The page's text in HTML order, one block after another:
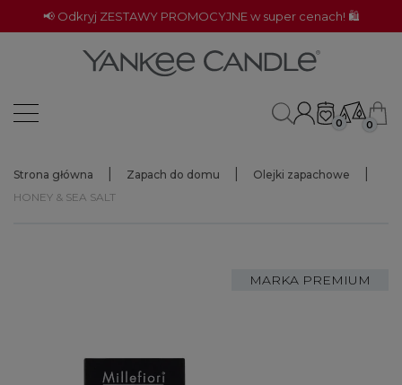
📢 Odkryj ZESTAWY PROMOCYJNE w super cenach! 🛍️
0 0
Strona główna Zapach do domu
Olejki zapachowe
HONEY & SEA SALT
MARKA PREMIUM